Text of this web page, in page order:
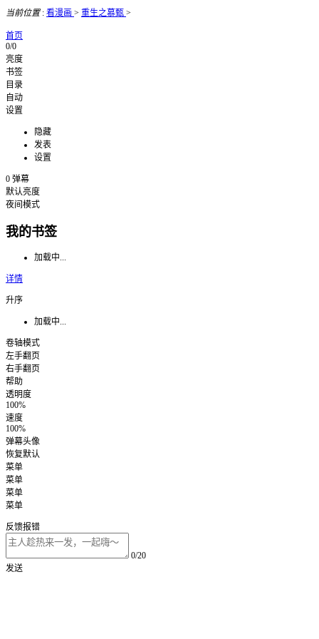
当前位置: 看漫画 > 重生之慕甄 >
首页
0/0
亮度
书签
目录
自动
设置
隐藏
发表
设置
0 弹幕
默认亮度
夜间模式
我的书签
加载中...
详情
升序
加载中...
卷轴模式
左手翻页
右手翻页
帮助
透明度
100%
速度
100%
弹幕头像
恢复默认
菜单
菜单
菜单
菜单
反馈报错
0/20
发送